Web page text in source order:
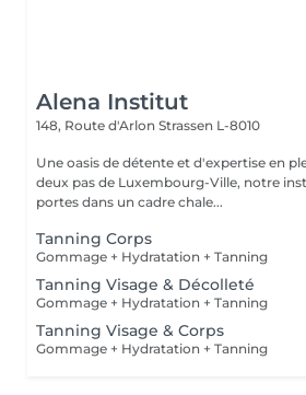
Alena Institut
148, Route d'Arlon Strassen L-8010
Une oasis de détente et d'expertise en
deux pas de Luxembourg-Ville, notre
portes dans un cadre chale...
Tanning Corps
Gommage + Hydratation + Tanning
Tanning Visage & Décolleté
Gommage + Hydratation + Tanning
Tanning Visage & Corps
Gommage + Hydratation + Tanning